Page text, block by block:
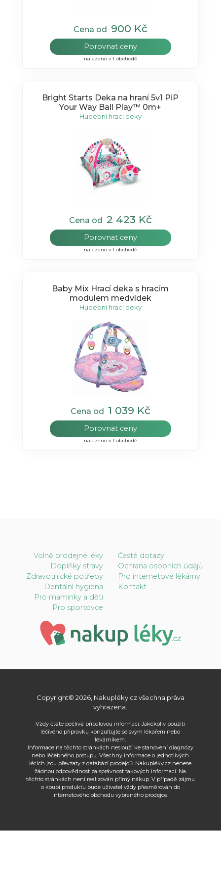
Cena od 900 Kč
Porovnat ceny
nalezeno v 1 obchodě
Bright Starts Deka na hraní 5v1 PiP
Your Way Ball Play™ 0m+
Hudební hrací deky
Cena od 2 423 Kč
Porovnat ceny
nalezeno v 1 obchodě
Baby Mix Hrací deka s hracím
modulem medvídek
Hudební hrací deky
Cena od 1 039 Kč
Porovnat ceny
nalezeno v 1 obchodě
Volně prodejné léky
Doplňky stravy
Zdravotnické potřeby
Dentální hygiena
Pro maminky a děti
Pro sportovce
Časté dotazy
Ochrana osobních údajů
Pro internetové lékárny
Kontakt
Copyright© 2026, Nakupléky.cz všechna práva
vyhrazena.
Vždy čtěte pečlivě příbalovou informaci. Jakékoliv použití
léčivého přípravku konzultujte se svým lékařem nebo
lékárníkem.
Informace na těchto stránkách neslouží ke stanovení diagnózy
nebo léčebného postupu. Všechny informace o jednotlivých
lécích jsou převzaty z databází prodejců. Nakupléky.cz nenese
žádnou odpovědnost za správnost takových informací. Na
těchto stránkách není realizován přímý nákup. V případě zájmu
o koupi produktu bude uživatel vždy přesměrován do
internetového obchodu vybraného prodejce.